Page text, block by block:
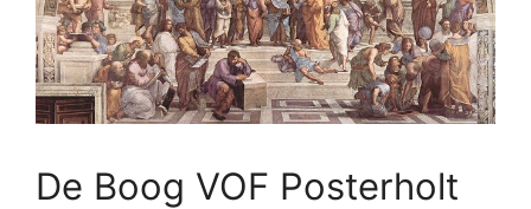
De Boog VOF Posterholt